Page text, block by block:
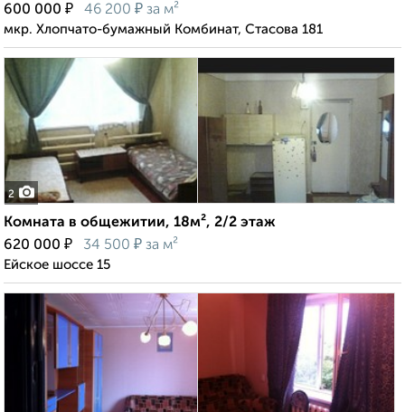
600 000 ₽ 46 200 ₽ за м²
мкр. Хлопчато-бумажный Комбинат, Стасова 181
2
Комната в общежитии, 18м², 2/2 этаж
620 000 ₽ 34 500 ₽ за м²
Ейское шоссе 15